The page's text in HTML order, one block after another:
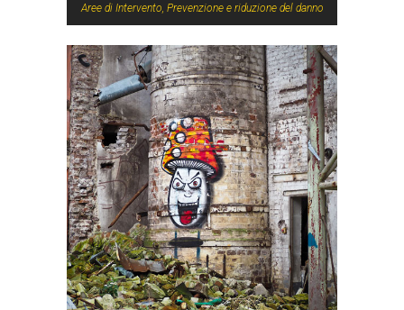
Aree di Intervento, Prevenzione e riduzione del danno